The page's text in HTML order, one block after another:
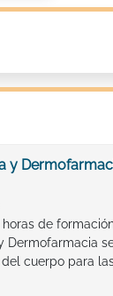
y
de
Dermofarmacia
cuerpo para